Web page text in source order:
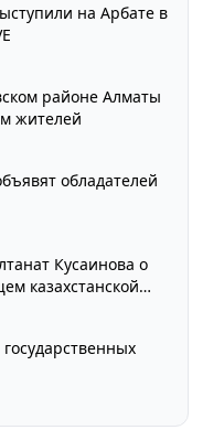
на Арбате в
районе Алматы
жителей
обладателей
Кусаинова о
казахстанской